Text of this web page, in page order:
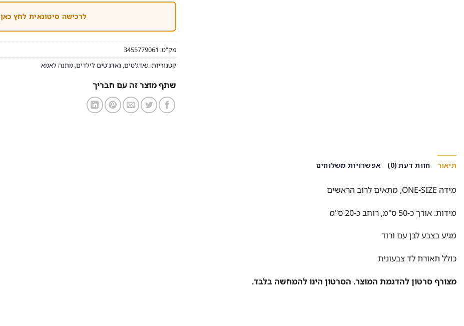
לרכישה סיטונאית לחץ כאן
מק"ט: 3455779061
קטגוריות: גאדג'טים, גאדג'טים לילדים, מתנה לאמא
שתף מוצר זה עם חבריך
תיאור חוות דעת (0) אפשרויות משלוחים
מידה ONE-SIZE, מתאים לרוב הראשים
מידות: אורך כ-50 ס"מ, רוחב כ-20 ס"מ
מגיע בצבע לבן עם ורוד
כולל תאורת לד צבעונית
מצורף סרטון להדגמת המוצר. הסרטון הינו להמחשה בלבד.